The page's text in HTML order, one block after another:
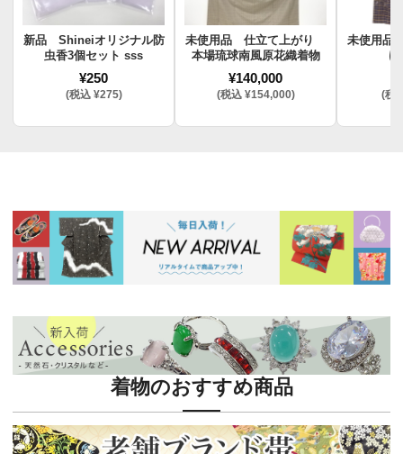
新品 Shineiオリジナル防
虫香3個セット sss
¥250
(税込 ¥275)
未使用品 仕立て上がり
本場琉球南風原花織着物
¥140,000
(税込 ¥154,000)
未使用品
(税
着物のおすすめ商品